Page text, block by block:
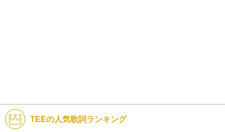
TEEの人気歌詞ランキング